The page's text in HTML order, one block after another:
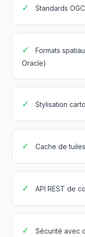
✓ Standards
✓
Formats
Oracle)
✓ Stylisation
✓ Cache de
✓ API REST de
✓ Sécurité avec